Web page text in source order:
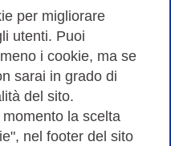
per migliorare
utenti. Puoi
i cookie, ma se
sarai in grado di
del sito.
la scelta
nel footer del sito
trasparente
6 - 00185 Roma | Tel.